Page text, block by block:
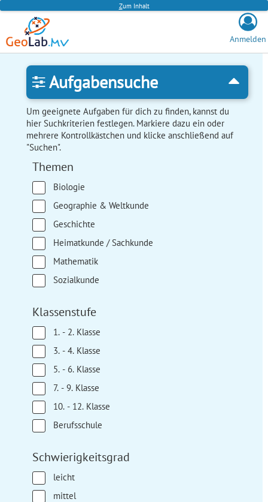
Zum Inhalt
Anmelden
Aufgabensuche
Um geeignete Aufgaben für dich zu finden, kannst du
hier Suchkriterien festlegen. Markiere dazu ein oder
mehrere Kontrollkästchen und klicke anschließend auf
"Suchen".
Themen
Biologie
Geographie & Weltkunde
Geschichte
Heimatkunde / Sachkunde
Mathematik
Sozialkunde
Klassenstufe
1. - 2. Klasse
3. - 4. Klasse
5. - 6. Klasse
7. - 9. Klasse
10. - 12. Klasse
Berufsschule
Schwierigkeitsgrad
leicht
mittel